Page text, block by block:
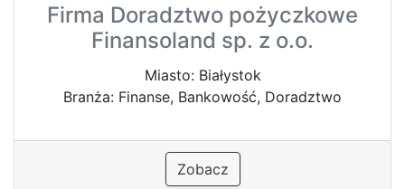
Firma Doradztwo pożyczkowe
Finansoland sp. z o.o.
Miasto: Białystok
Branża: Finanse, Bankowość, Doradztwo
Zobacz